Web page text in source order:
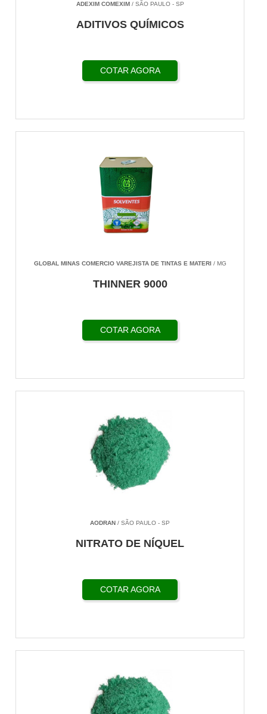
ADEXIM COMEXIM/ SÃO PAULO - SP
ADITIVOS QUÍMICOS
COTAR AGORA
GLOBAL MINAS COMERCIO VAREJISTA DE TINTAS E MATERI / MG
THINNER 9000
COTAR AGORA
AODRAN / SÃO PAULO - SP
NITRATO DE NÍQUEL
COTAR AGORA